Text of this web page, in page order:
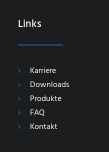
Links
Karriere
Downloads
Produkte
FAQ
Kontakt